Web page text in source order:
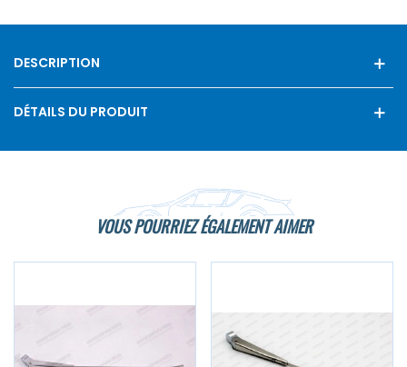
DESCRIPTION
DÉTAILS DU PRODUIT
VOUS POURRIEZ ÉGALEMENT AIMER